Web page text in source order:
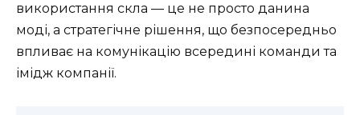
використання скла — це не просто данина
моді, а стратегічне рішення, що безпосередньо
впливає на комунікацію всередині команди та
імідж компанії.